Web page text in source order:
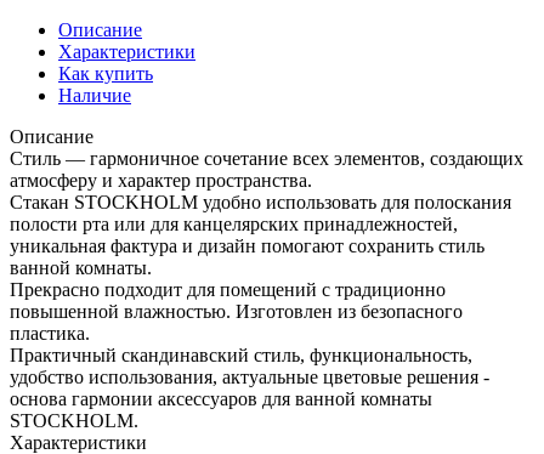
Описание
Характеристики
Как купить
Наличие
Описание
Стиль — гармоничное сочетание всех элементов, создающих
атмосферу и характер пространства.
Стакан STOCKHOLM удобно использовать для полоскания
полости рта или для канцелярских принадлежностей,
уникальная фактура и дизайн помогают сохранить стиль
ванной комнаты.
Прекрасно подходит для помещений с традиционно
повышенной влажностью. Изготовлен из безопасного
пластика.
Практичный скандинавский стиль, функциональность,
удобство использования, актуальные цветовые решения -
основа гармонии аксессуаров для ванной комнаты
STOCKHOLM.
Характеристики